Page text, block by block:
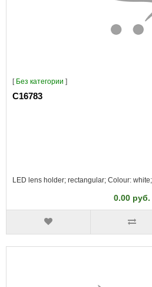
[ Без категории ]
C16783
LED lens holder; rectangular; Colour: white;
0.00 руб.